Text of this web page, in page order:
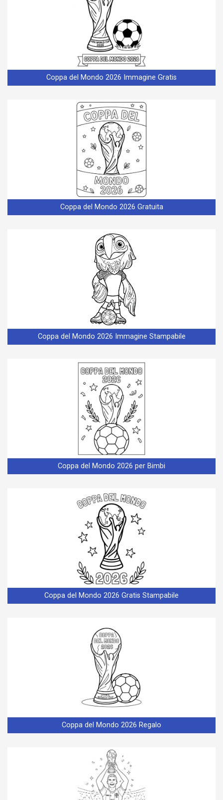
Coppa del Mondo 2026 Immagine Gratis
Coppa del Mondo 2026 Gratuita
Coppa del Mondo 2026 Immagine Stampabile
Coppa del Mondo 2026 per Bimbi
Coppa del Mondo 2026 Gratis Stampabile
Coppa del Mondo 2026 Regalo